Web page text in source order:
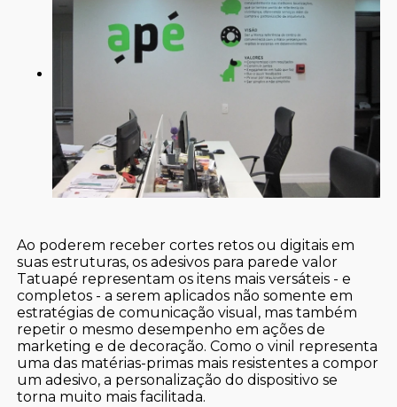
Ao poderem receber cortes retos ou digitais em
suas estruturas, os adesivos para parede valor
Tatuapé representam os itens mais versáteis - e
completos - a serem aplicados não somente em
estratégias de comunicação visual, mas também
repetir o mesmo desempenho em ações de
marketing e de decoração. Como o vinil representa
uma das matérias-primas mais resistentes a compor
um adesivo, a personalização do dispositivo se
torna muito mais facilitada.